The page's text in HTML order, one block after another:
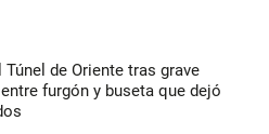
Túnel de Oriente tras grave
furgón y buseta que dejó